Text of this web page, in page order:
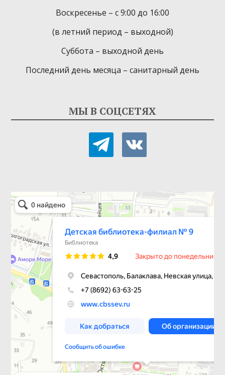
Воскресенье – с 9:00 до 16:00
(в летний период – выходной)
Суббота – выходной день
Последний день месяца – санитарный день
МЫ В СОЦСЕТЯХ
telegram vkontakte
Детская библиотека-филиал № 9
Библиотека в Севастополе